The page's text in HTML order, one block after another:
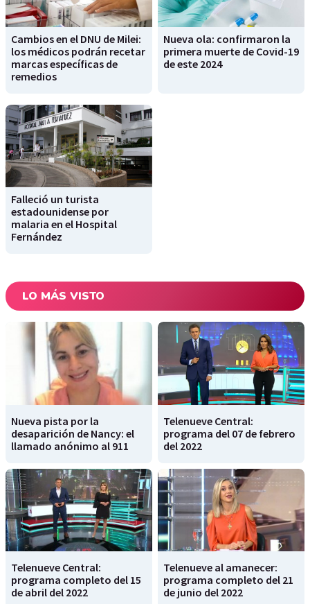
Cambios en el DNU de Milei:
los médicos podrán recetar
marcas específicas de
remedios
Nueva ola: confirmaron la
primera muerte de Covid-19
de este 2024
Falleció un turista
estadounidense por
malaria en el Hospital
Fernández
LO MÁS VISTO
Nueva pista por la
desaparición de Nancy: el
llamado anónimo al 911
Telenueve Central:
programa del 07 de febrero
del 2022
Telenueve Central:
programa completo del 15
de abril del 2022
Telenueve al amanecer:
programa completo del 21
de junio del 2022